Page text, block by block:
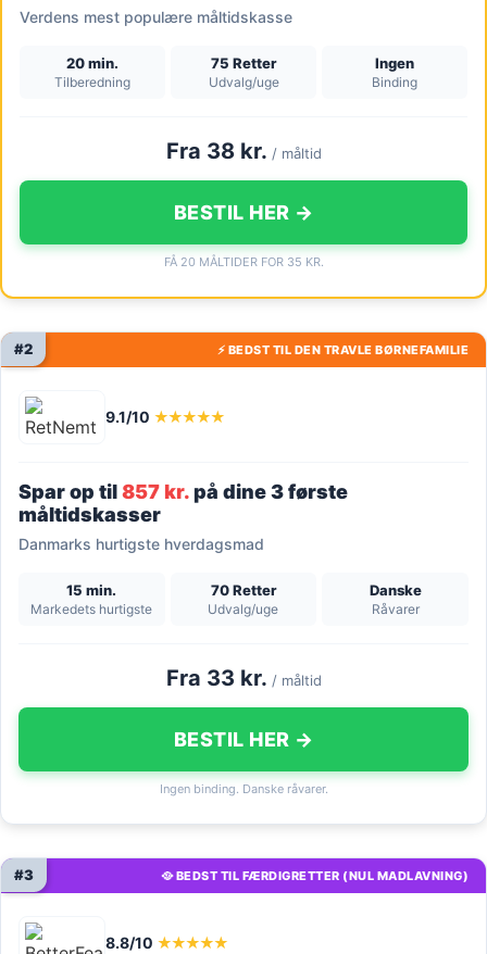
Verdens mest populære måltidskasse
20 min.
Tilberedning
75 Retter
Udvalg/uge
Ingen
Binding
Fra 38 kr. / måltid
BESTIL HER →
FÅ 20 MÅLTIDER FOR 35 KR.
⚡ BEDST TIL DEN TRAVLE BØRNEFAMILIE
#2
9.1/10 ★★★★★
Spar op til857 kr.på dine 3 første
måltidskasser
Danmarks hurtigste hverdagsmad
15 min.
Markedets hurtigste
70 Retter
Udvalg/uge
Danske
Råvarer
Fra 33 kr. / måltid
BESTIL HER →
Ingen binding. Danske råvarer.
🥘 BEDST TIL FÆRDIGRETTER (NUL MADLAVNING)
#3
8.8/10 ★★★★★